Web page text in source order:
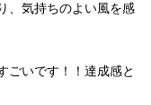
、気持ちのよい風を感
ごいです！！達成感と